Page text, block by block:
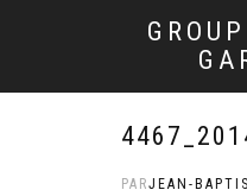
PARJEAN-